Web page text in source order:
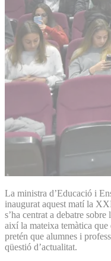
La ministra d’Educació i
inaugurat aquest matí la
s’ha centrat a debatre
així la mateixa temàtica
pretén que alumnes i
qüestió d’actualitat.